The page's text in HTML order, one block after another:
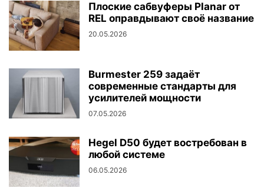
Плоские сабвуферы Planar от
REL оправдывают своё название
20.05.2026
Burmester 259 задаёт
современные стандарты для
усилителей мощности
07.05.2026
Hegel D50 будет востребован в
любой системе
06.05.2026